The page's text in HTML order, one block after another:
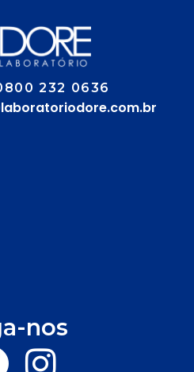
232 0636
nos